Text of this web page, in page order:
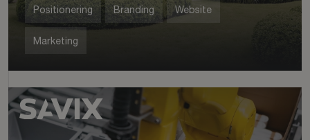
Positionering Branding Website
Marketing